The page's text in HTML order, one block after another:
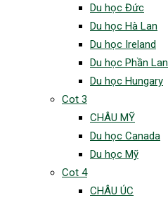
Du học Đức
Du học Hà Lan
Du học Ireland
Du học Phần Lan
Du học Hungary
Cot 3
CHÂU MỸ
Du học Canada
Du học Mỹ
Cot 4
CHÂU ÚC